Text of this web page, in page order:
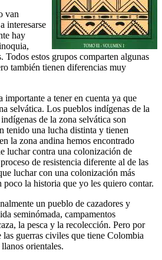
van
interesarse
hay
Todos estos grupos comparten algunas
también tienen diferencias muy
a tener en cuenta ya que
selvática. Los pueblos indígenas de la
de la zona selvática son
tenido una lucha distinta y tienen
la zona andina hemos encontrado
luchar contra una colonización de
de resistencia diferente al de las
luchar con una colonización más
poco la historia que yo les quiero contar.
un pueblo de cazadores y
seminómada, campamentos
la pesca y la recolección. Pero por
guerras civiles que tiene Colombia
orientales.